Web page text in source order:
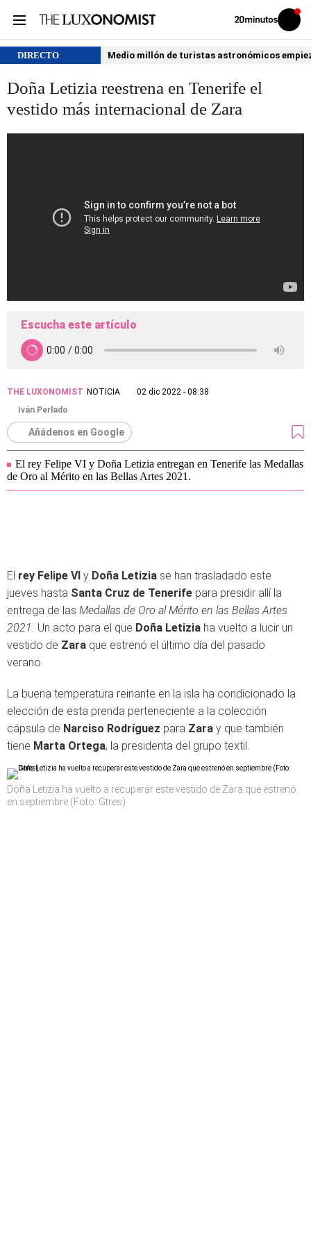
Volver
Iniciar
sesión
DIRECTO Medio millón de turistas astronómicos
Doña Letizia reestrena en Tenerife el
vestido más internacional de Zara
Escucha este artículo
THE LUXONOMIST NOTICIA
02 dic 2022 - 08:38
Iván Perlado
Añádenos en Google
El rey Felipe VI y Doña Letizia entregan en Tenerife las Medallas
de Oro al Mérito en las Bellas Artes 2021.
El rey Felipe VI y Doña Letizia se han trasladado este
jueves hasta Santa Cruz de Tenerife para presidir allí la
entrega de las Medallas de Oro al Mérito en las Bellas Artes
2021. Un acto para el que Doña Letizia ha vuelto a lucir un
vestido de Zara que estrenó el último día del pasado
verano.
La buena temperatura reinante en la isla ha condicionado la
elección de esta prenda perteneciente a la colección
cápsula de Narciso Rodríguez para Zara y que también
tiene Marta Ortega, la presidenta del grupo textil.
Doña Letizia ha vuelto a recuperar este vestido de Zara que estrenó
en septiembre (Foto: Gtres)